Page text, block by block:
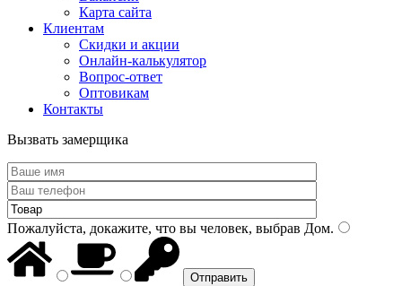
Карта сайта
Клиентам
Скидки и акции
Онлайн-калькулятор
Вопрос-ответ
Оптовикам
Контакты
Вызвать замерщика
Пожалуйста, докажите, что вы человек, выбрав Дом.